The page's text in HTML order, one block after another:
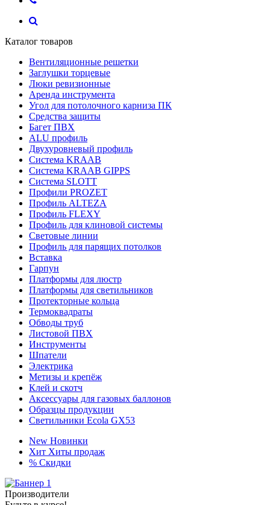
Каталог товаров
Вентиляционные решетки
Заглушки торцевые
Люки ревизионные
Аренда инструмента
Угол для потолочного карниза ПК
Средства защиты
Багет ПВХ
ALU профиль
Двухуровневый профиль
Система KRAAB
Система KRAAB GIPPS
Система SLOTT
Профили PROZET
Профиль ALTEZA
Профиль FLEXY
Профиль для клиновой системы
Световые линии
Профиль для парящих потолков
Вставка
Гарпун
Платформы для люстр
Платформы для светильников
Протекторные кольца
Термоквадраты
Обводы труб
Листовой ПВХ
Инструменты
Шпатели
Электрика
Метизы и крепёж
Клей и скотч
Аксессуары для газовых баллонов
Образцы продукции
Светильники Ecola GX53
New Новинки
Хит Хиты продаж
% Скидки
Производители